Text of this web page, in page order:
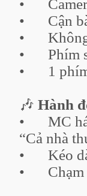
•
•
Cận
•
•
Phím
•
1
🎶 Hành
•
MC
“Cả nhà
•
Kéo
•